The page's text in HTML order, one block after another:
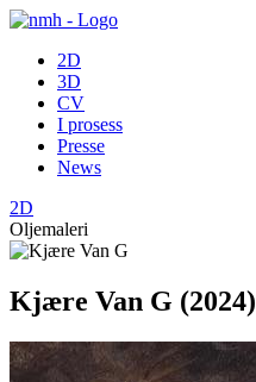
2D
3D
CV
I prosess
Presse
News
2D
Oljemaleri
Kjære Van G (2024)